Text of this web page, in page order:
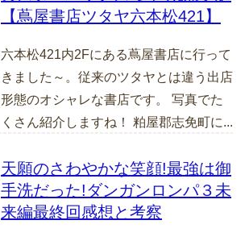
【蔦屋書店ツタヤ六本松421】
六本松421内2Fにある蔦屋書店に行って
きました～。従来のツタヤとは違う出店
形態のオシャレな書店です。 写真でた
くさん紹介しますね！ 粕屋郡志免町に...
天願のさわやかな笑顔!最強は御
手洗だった!ダンガンロンパ３未
来編最終回感想と考察